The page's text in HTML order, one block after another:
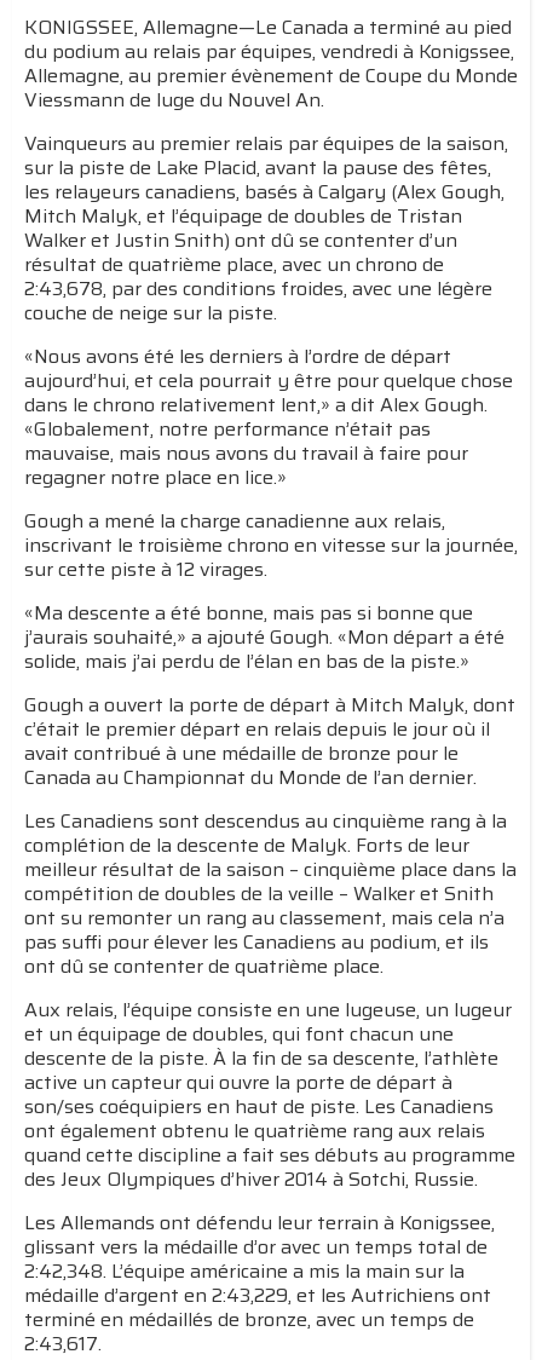
KONIGSSEE, Allemagne—Le Canada a terminé au pied
du podium au relais par équipes, vendredi à Konigssee,
Allemagne, au premier évènement de Coupe du Monde
Viessmann de luge du Nouvel An.
Vainqueurs au premier relais par équipes de la saison,
sur la piste de Lake Placid, avant la pause des fêtes,
les relayeurs canadiens, basés à Calgary (Alex Gough,
Mitch Malyk, et l’équipage de doubles de Tristan
Walker et Justin Snith) ont dû se contenter d’un
résultat de quatrième place, avec un chrono de
2:43,678, par des conditions froides, avec une légère
couche de neige sur la piste.
«Nous avons été les derniers à l’ordre de départ
aujourd’hui, et cela pourrait y être pour quelque chose
dans le chrono relativement lent,» a dit Alex Gough.
«Globalement, notre performance n’était pas
mauvaise, mais nous avons du travail à faire pour
regagner notre place en lice.»
Gough a mené la charge canadienne aux relais,
inscrivant le troisième chrono en vitesse sur la journée,
sur cette piste à 12 virages.
«Ma descente a été bonne, mais pas si bonne que
j’aurais souhaité,» a ajouté Gough. «Mon départ a été
solide, mais j’ai perdu de l’élan en bas de la piste.»
Gough a ouvert la porte de départ à Mitch Malyk, dont
c’était le premier départ en relais depuis le jour où il
avait contribué à une médaille de bronze pour le
Canada au Championnat du Monde de l’an dernier.
Les Canadiens sont descendus au cinquième rang à la
complétion de la descente de Malyk. Forts de leur
meilleur résultat de la saison – cinquième place dans la
compétition de doubles de la veille – Walker et Snith
ont su remonter un rang au classement, mais cela n’a
pas suffi pour élever les Canadiens au podium, et ils
ont dû se contenter de quatrième place.
Aux relais, l’équipe consiste en une lugeuse, un lugeur
et un équipage de doubles, qui font chacun une
descente de la piste. À la fin de sa descente, l’athlète
active un capteur qui ouvre la porte de départ à
son/ses coéquipiers en haut de piste. Les Canadiens
ont également obtenu le quatrième rang aux relais
quand cette discipline a fait ses débuts au programme
des Jeux Olympiques d’hiver 2014 à Sotchi, Russie.
Les Allemands ont défendu leur terrain à Konigssee,
glissant vers la médaille d’or avec un temps total de
2:42,348. L’équipe américaine a mis la main sur la
médaille d’argent en 2:43,229, et les Autrichiens ont
terminé en médaillés de bronze, avec un temps de
2:43,617.